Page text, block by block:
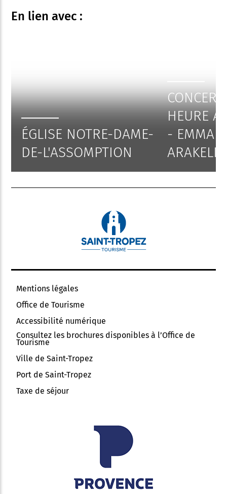
En lien avec :
ÉGLISE NOTRE-DAME-
DE-L'ASSOMPTION
HEURE
-
Mentions légales
Office de Tourisme
Accessibilité numérique
Consultez les brochures disponibles à l’Office de
Tourisme
Ville de Saint-Tropez
Port de Saint-Tropez
Taxe de séjour